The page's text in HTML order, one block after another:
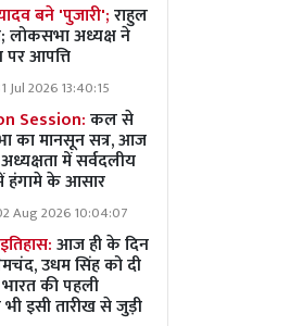
बने 'पुजारी';राहुल
लोकसभा अध्यक्ष ने
आपत्ति
Jul 2026 13:40:15
Session:कल से
का मानसून सत्र, आज
में सर्वदलीय
के आसार
Aug 2026 10:04:07
आज ही के दिन
उधम सिंह को दी
की पहली
इसी तारीख से जुड़ी